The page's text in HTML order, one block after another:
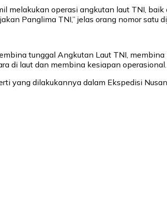
melakukan operasi angkutan laut TNI,
Panglima TNI,” jelas orang nomor satu
tunggal Angkutan Laut TNI,
di laut dan membina kesiapan operasional.
yang dilakukannya dalam Ekspedisi